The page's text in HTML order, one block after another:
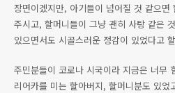
장면이겠지만, 아기들이 넘어질 것 같으면
주시고, 할머니들이 그냥 괜히 사탕 같은
있으면서도 시골스러운 정감이 있었다고
주민분들이 코로나 시국이라 지금은 너무
리어카를 미는 할아버지, 할머니분도 있